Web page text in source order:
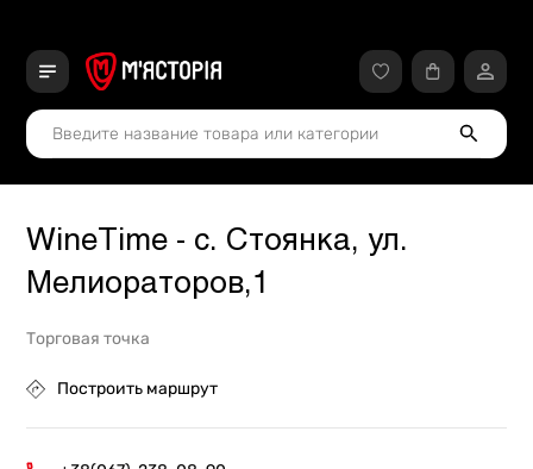
WineTime - с. Стоянка, ул.
Мелиораторов,1
Торговая точка
Построить маршрут